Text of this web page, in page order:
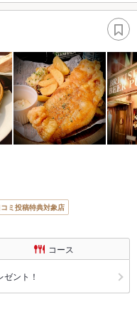
ミ投稿特典対象店
コース
ント！